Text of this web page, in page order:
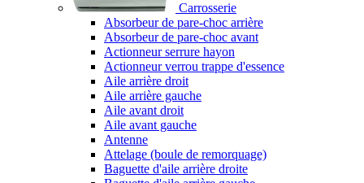
Carrosserie
Absorbeur de pare-choc arrière
Absorbeur de pare-choc avant
Actionneur serrure hayon
Actionneur verrou trappe d'essence
Aile arrière droit
Aile arrière gauche
Aile avant droit
Aile avant gauche
Antenne
Attelage (boule de remorquage)
Baguette d'aile arrière droite